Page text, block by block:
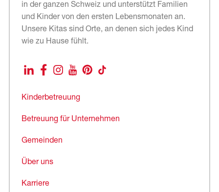
in der ganzen Schweiz und unterstützt Familien
und Kinder von den ersten Lebensmonaten an.
Unsere Kitas sind Orte, an denen sich jedes Kind
wie zu Hause fühlt.
LinkedInFacebookInstagram
YouTubePinterestTikTok
Kinderbetreuung
Betreuung für Unternehmen
Gemeinden
Über uns
Karriere